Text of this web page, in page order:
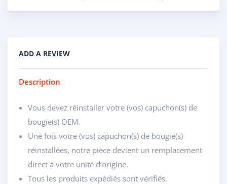
ADD A REVIEW
Description
Vous devez réinstaller votre (vos) capuchon(s) de
bougie(s) OEM.
Une fois votre (vos) capuchon(s) de bougie(s)
réinstallées, notre pièce devient un remplacement
direct à votre unité d’origine.
Tous les produits expédiés sont vérifiés.